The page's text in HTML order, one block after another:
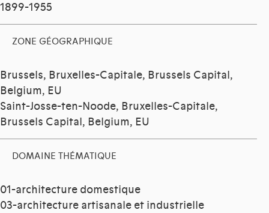
1899-1955
ZONE GÉOGRAPHIQUE
Brussels, Bruxelles-Capitale, Brussels Capital,
Belgium, EU
Saint-Josse-ten-Noode, Bruxelles-Capitale,
Brussels Capital, Belgium, EU
DOMAINE THÉMATIQUE
01-architecture domestique
03-architecture artisanale et industrielle